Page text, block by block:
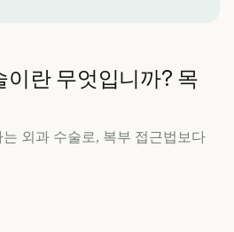
이란 무엇입니까? 목
외과 수술로, 복부 접근법보다